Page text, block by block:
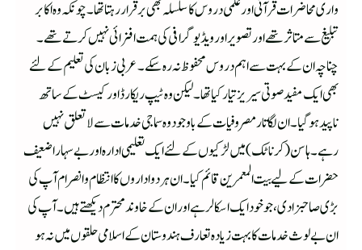
واری محاضرات قرآنی اور علمی دروس کا سلسلہ بھی برقرار رہتا تھا ۔ چونکہ وہ اکابر
تبلیغ سے متاثر تھے اور تصویراور ویڈیو گرافی کی ہمت افزائی نہیں کرتے تھے ۔
چناچہ ان کے بہت سے اہم دروس محفوظ نہ رہ سکے ۔ عربی زبان کی تعلیم کے لئے
بھی ایک مفید صوتی سیریز تیار کیا تھا ۔لیکن وہ ٹیپ ریکارڈ اور کیسٹ کے ساتھ
ناپید ہو گیا۔ ان لگاتار مصروفیات کے باوجود وہ سماجی خدمات سے لا تعلق نہیں
رہے ۔ہاسن (کرناٹک) میں لڑکیوں کے لئے ایک تعلیمی ادارہ اور بے سہارا ضعیف
حضرات کے لیے بیت المعمرین قائم کیا ۔ ان ہر دو اداروں کا انتظام و انصرام آپ کی
بڑی صاحبزادی ، جو خود ایک اسکالر ہے اور ان کے خاوند محترم دیکھتے ہیں ۔آپ کی
ان بےلوث خدمات کا بہت زیادہ تعارف ہندوستان کے اسلامی حلقوں میں نہ ہو